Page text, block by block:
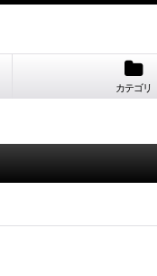
カテゴリ